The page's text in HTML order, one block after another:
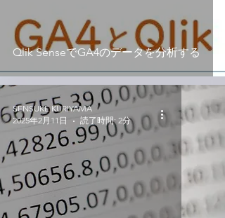
Qlik SenseでGA4のデータを分析する
SENSUKE KURIYAMA
2025年2月11日
読了時間: 2分